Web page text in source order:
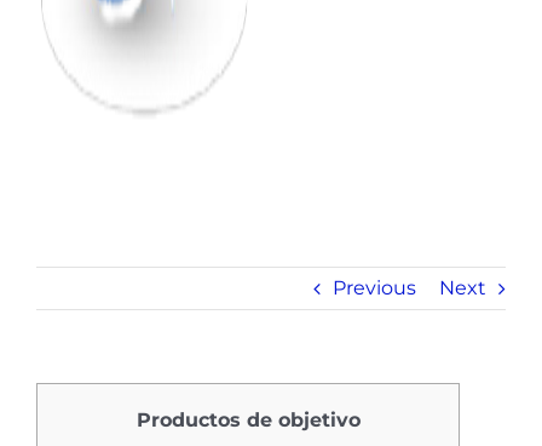
Previous Next
Productos de objetivo